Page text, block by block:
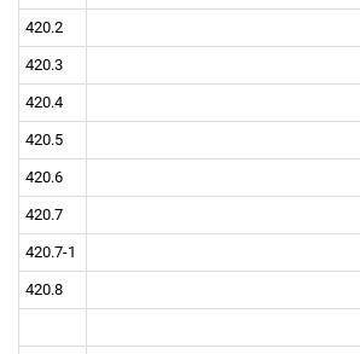
420.2
420.3
420.4
420.5
420.6
420.7
420.7-1
420.8